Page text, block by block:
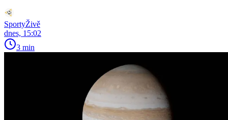
SportyŽivě
dnes, 15:02
3 min